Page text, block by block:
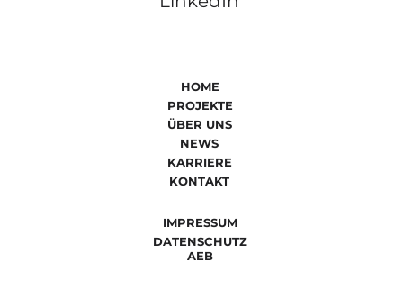
HOME
PROJEKTE
ÜBER UNS
KARRIERE
KONTAKT
NEWS
IMPRESSUM
AEB
DATENSCHUTZ